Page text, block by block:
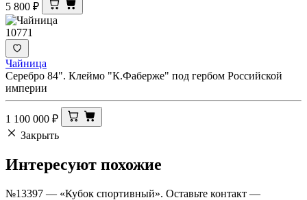
5 800 ₽
10771
Чайница
Серебро 84". Клеймо "К.Фаберже" под гербом Российской
империи
1 100 000 ₽
Закрыть
Интересуют похожие
№13397 — «Кубок спортивный». Оставьте контакт —